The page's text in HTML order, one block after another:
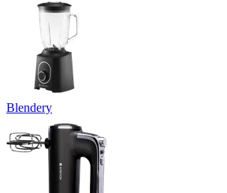
Blendery